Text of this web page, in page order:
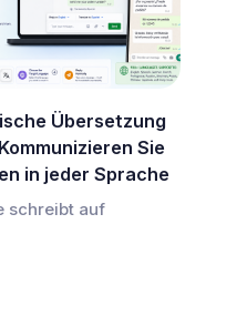
Übersetzung
Sie
in jeder Sprache
schreibt auf